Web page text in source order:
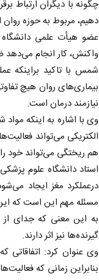
چگونه با دیگران ارتباط
دهیم، مربوط به حوزه
عضو هیأت علمی
واکنش، کار انجام می‌دهد
شمس با تاکید براینکه
بیماری‌های روان هیچ
نیازمند درمان است.
وی با اشاره به اینکه
الکتریکی می‌تواند
هم ریختگی می‌تواند خود
استاد دانشگاه علوم
درعملکرد مغز ایجاد
مسئله مهم این است که این
به این معنی که جدای
گیرنده‌ها نیز اثر دارند.
وی عنوان کرد: اتفاقاتی
بنابراین زمانی که